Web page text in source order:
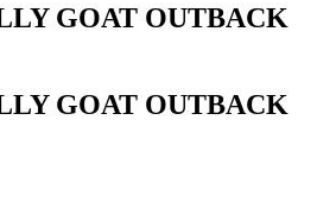
GOAT OUTBACK
GOAT OUTBACK